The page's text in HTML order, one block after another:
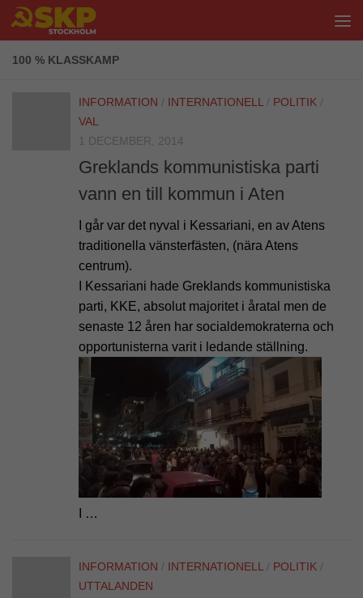
Hoppa till innehåll
100 % KLASSKAMP
INFORMATION / INTERNATIONELL / POLITIK /
VAL
1 DECEMBER, 2014
Greklands kommunistiska parti
vann en till kommun i Aten
I går var det nyval i Kessariani, en av Atens
traditionella vänsterfästen, (nära Atens
centrum).
I Kessariani hade Greklands kommunistiska
parti, KKE, absolut majoritet i åratal men de
senaste 12 åren har socialdemokraterna och
opportunisterna varit i ledande ställning.
I …
INFORMATION / INTERNATIONELL / POLITIK /
UTTALANDEN